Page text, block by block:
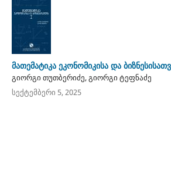
მათემატიკა ეკონომიკისა და
გიორგი თუთბერიძე, გიორგი ტეფნაძე
სექტემბერი 5, 2025